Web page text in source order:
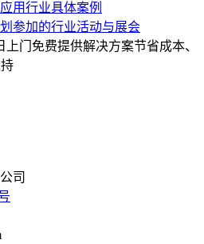
用行业具体案例
参加的行业活动与展会
门 免费提供解决方案节省成本、
司